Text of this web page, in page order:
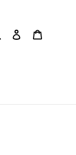
ZoekenAanmelden